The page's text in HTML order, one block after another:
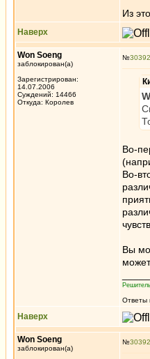
Из
Наверх
Won Soeng
заблокирован(а)
Зарегистрирован:
14.07.2006
Суждений: 14466
Откуда: Королев
№
Во-
Во-
Вы
Ответы
Наверх
Won Soeng
заблокирован(а)
№